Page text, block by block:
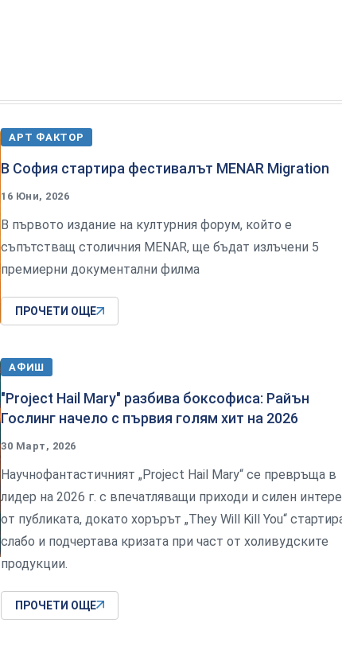
АРТ ФАКТОР
В София стартира фестивалът MENAR Migration
16 Юни, 2026
В първото издание на културния форум, който е
съпътстващ столичния MENAR, ще бъдат излъчени 5
премиерни документални филма
ПРОЧЕТИ ОЩЕ
АФИШ
"Project Hail Mary" разбива боксофиса: Райън
Гослинг начело с първия голям хит на 2026
30 Март, 2026
Научнофантастичният „Project Hail Mary“ се превръща в
лидер на 2026 г. с впечатляващи приходи и силен
от публиката, докато хорърът „They Will Kill You“
слабо и подчертава кризата при част от холивудските
продукции.
ПРОЧЕТИ ОЩЕ